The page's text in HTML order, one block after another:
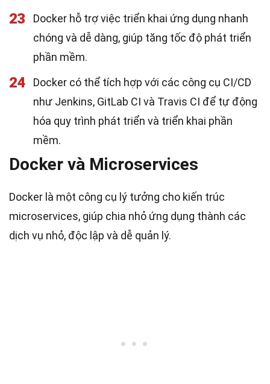
23
Docker hỗ trợ việc triển khai ứng dụng nhanh
chóng và dễ dàng, giúp tăng tốc độ phát triển
phần mềm.
24
Docker có thể tích hợp với các công cụ CI/CD
như Jenkins, GitLab CI và Travis CI để tự động
hóa quy trình phát triển và triển khai phần
mềm.
Docker và Microservices
Docker là một công cụ lý tưởng cho kiến trúc
microservices, giúp chia nhỏ ứng dụng thành các
dịch vụ nhỏ, độc lập và dễ quản lý.